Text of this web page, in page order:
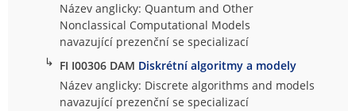
Název anglicky: Quantum and Other
Nonclassical Computational Models
navazující prezenční se specializací
↳ FI I00306 DAM Diskrétní algoritmy a modely
Název anglicky: Discrete algorithms and models
navazující prezenční se specializací